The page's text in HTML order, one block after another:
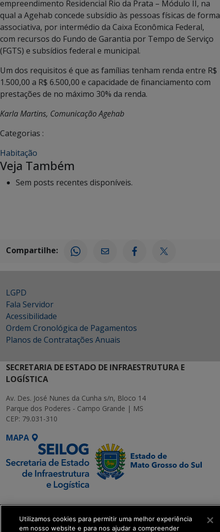
empreendimento Residencial Rio da Prata – Módulo II, na
qual a Agehab concede subsídio às pessoas físicas de forma
associativa, por intermédio da Caixa Econômica Federal,
com recursos do Fundo de Garantia por Tempo de Serviço
(FGTS) e subsídios federal e municipal.
Um dos requisitos é que as famílias tenham renda entre R$
1.500,00 a R$ 6.500,00 e capacidade de financiamento com
prestações de no máximo 30% da renda.
Karla Martins, Comunicação Agehab
Categorias :
Habitação
Veja Também
Sem posts recentes disponíveis.
Compartilhe:
LGPD
Fala Servidor
Acessibilidade
Ordem Cronológica de Pagamentos
Planos de Contratações Anuais
SECRETARIA DE ESTADO DE INFRAESTRUTURA E
LOGÍSTICA
Av. Des. José Nunes da Cunha s/n, Bloco 14
Parque dos Poderes - Campo Grande | MS
CEP: 79.031-310
MAPA
SETDIG | Secretaria-
Executiva de
Transformação Digital
Utilizamos cookies para permitir uma melhor experiência
em nosso website e para nos ajudar a compreender